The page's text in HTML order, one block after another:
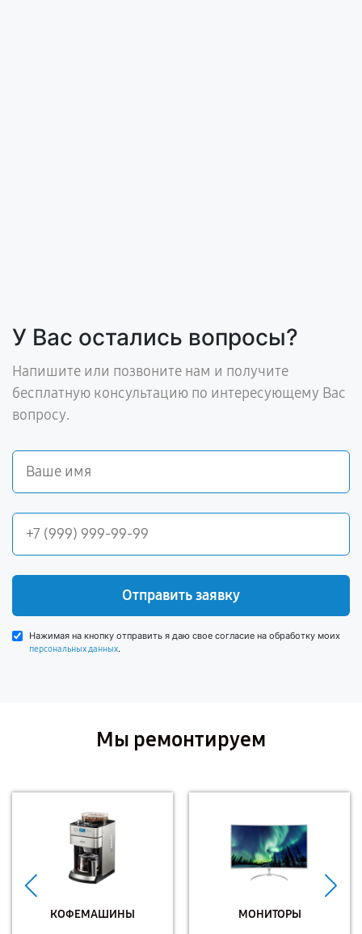
У Вас остались вопросы?
Напишите или позвоните нам и получите
бесплатную консультацию по интересующему Вас
вопросу.
Отправить заявку
Нажимая на кнопку отправить я даю свое согласие на обработку моих
персональных данных.
Мы ремонтируем
КОФЕМАШИНЫ МОНИТОРЫ